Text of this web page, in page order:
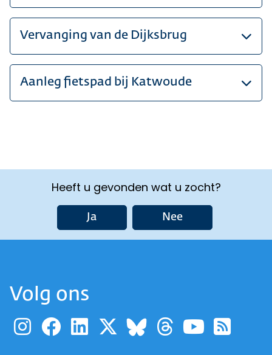
Vervanging van de Dijksbrug
Aanleg fietspad bij Katwoude
Heeft u gevonden wat u zocht?
Ja Nee
Volg ons
Ga naar de pagina van
Ga naar de pagina
Ga naar de
Ga naar de
Ga naar de
Ga naar
Ga